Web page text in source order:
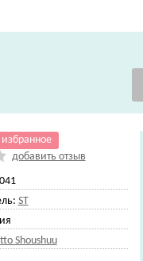
добавить отзыв
ST
Shoushuu